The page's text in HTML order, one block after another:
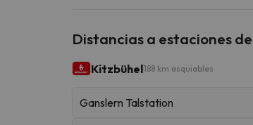
Distancias a estaciones
Kitzbühel188 km esquiables
Ganslern Talstation